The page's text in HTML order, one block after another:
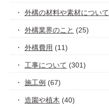
外構の材料や素材について
外構業界のこと (25)
外構費用 (11)
工事について (301)
施工例 (67)
造園や植木 (40)